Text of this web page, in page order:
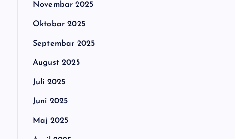
Novembar 2025
Oktobar 2025
Septembar 2025
August 2025
Juli 2025
Juni 2025
Maj 2025